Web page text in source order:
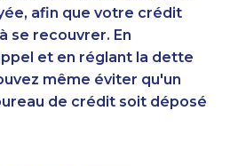
afin que votre crédit
se recouvrer. En
et en réglant la dette
même éviter qu'un
de crédit soit déposé